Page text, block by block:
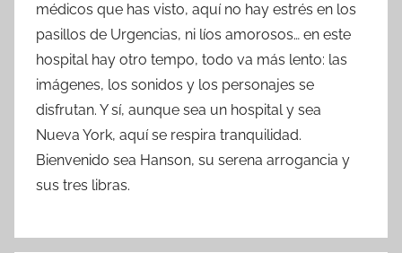
médicos que has visto, aquí no hay estrés en los
pasillos de Urgencias, ni líos amorosos… en este
hospital hay otro tempo, todo va más lento: las
imágenes, los sonidos y los personajes se
disfrutan. Y sí, aunque sea un hospital y sea
Nueva York, aquí se respira tranquilidad.
Bienvenido sea Hanson, su serena arrogancia y
sus tres libras.